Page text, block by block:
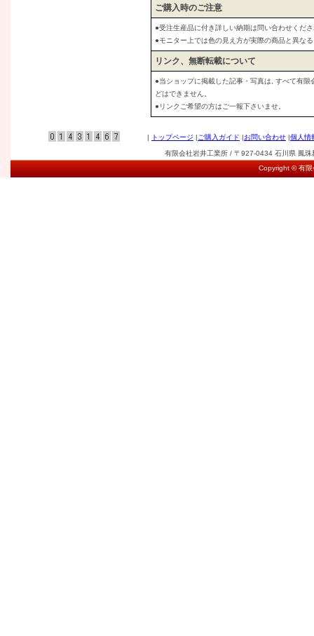
ご購入時のご注意
●受注生産品に付き詳しい納期は問い合わせくだ
●モニター上では色の見え方が実際の商品と異な
リンク、無断転載について
●当ショップに掲載した記事・写真は, すべて有
どはできません。
●リンクご希望の方はご一報下さいませ。
| トップページ | ご購入ガイド |お問い合わせ |個人情
有限会社岩井工業所 / 〒927-0434 石川県 鳳
Copyright © 有限